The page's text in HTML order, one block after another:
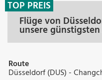
Flüge von
unsere
TOP PREIS
Route
Düsseldorf (DUS) -